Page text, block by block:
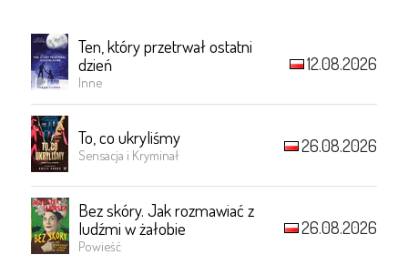
Ten, który przetrwał ostatni
dzień
Inne
12.08.2026
To, co ukryliśmy
Sensacja i Kryminał 26.08.2026
Bez skóry. Jak rozmawiać z
ludźmi w żałobie
Powieść
26.08.2026